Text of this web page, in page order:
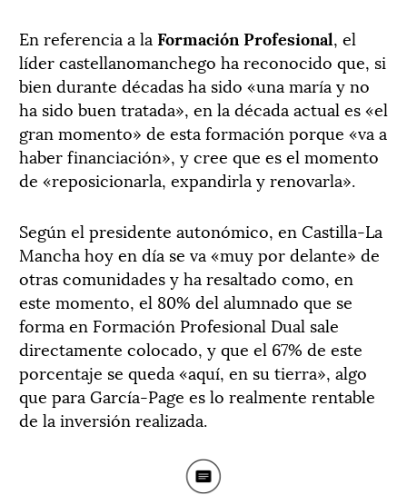
En referencia a la Formación Profesional, el
líder castellanomanchego ha reconocido que, si
bien durante décadas ha sido «una maría y no
ha sido buen tratada», en la década actual es «el
gran momento» de esta formación porque «va a
haber financiación», y cree que es el momento
de «reposicionarla, expandirla y renovarla».
Según el presidente autonómico, en Castilla-La
Mancha hoy en día se va «muy por delante» de
otras comunidades y ha resaltado como, en
este momento, el 80% del alumnado que se
forma en Formación Profesional Dual sale
directamente colocado, y que el 67% de este
porcentaje se queda «aquí, en su tierra», algo
que para García-Page es lo realmente rentable
de la inversión realizada.